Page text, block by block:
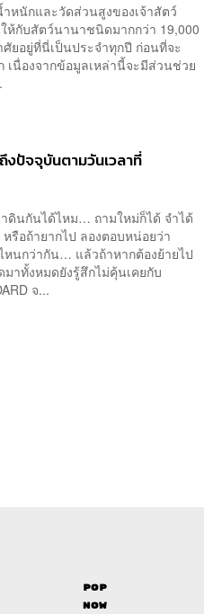
หนักและวัดส่วนสูงของเจ้าสัตว์
กับสัตว์นานาชนิดมากกว่า 19,000
ยอยู่ที่นี่เป็นประจำทุกปี ก่อนที่จะ
นื่องจากข้อมูลเหล่านี้จะมีส่วนช่วย
ถึงปัจจุบันตามวันเวลาที่
าดินกันได้ไหม… ถามใหม่ก็ได้ จำได้
รือถ้ายากไป ลองตอบหน่อยว่า
นกว่ากัน… แล้วถ้าหากต้องย้ายไป
าทั้งหมดยังรู้สึกไม่คุ้นเคยกับ
จ...
Pop
Now